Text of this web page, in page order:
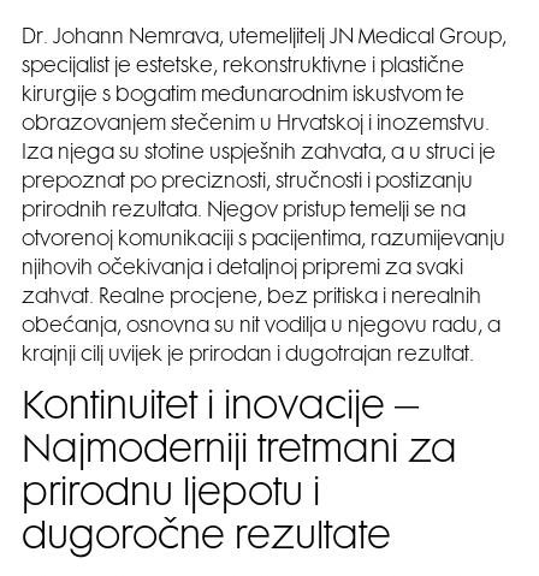
Dr. Johann Nemrava, utemeljitelj JN Medical Group,
specijalist je estetske, rekonstruktivne i plastične
kirurgije s bogatim međunarodnim iskustvom te
obrazovanjem stečenim u Hrvatskoj i inozemstvu.
Iza njega su stotine uspješnih zahvata, a u struci je
prepoznat po preciznosti, stručnosti i postizanju
prirodnih rezultata. Njegov pristup temelji se na
otvorenoj komunikaciji s pacijentima, razumijevanju
njihovih očekivanja i detaljnoj pripremi za svaki
zahvat. Realne procjene, bez pritiska i nerealnih
obećanja, osnovna su nit vodilja u njegovu radu, a
krajnji cilj uvijek je prirodan i dugotrajan rezultat.
Kontinuitet i inovacije –
Najmoderniji tretmani za
prirodnu ljepotu i
dugoročne rezultate